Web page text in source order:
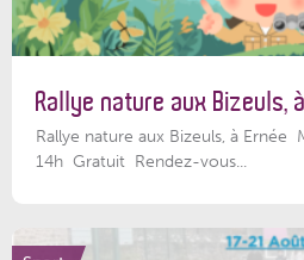
Rallye nature aux Bizeuls,
Rallye nature aux Bizeuls, à Ernée
14h Gratuit Rendez-vous...